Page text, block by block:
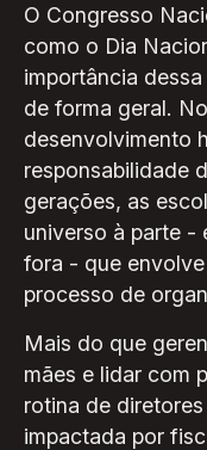
O Congresso
como o Dia
importância
de forma geral.
desenvolvimento
responsabilidade
gerações, as
universo à parte -
fora - que
processo de
Mais do que
mães e lidar com
rotina de
impactada por